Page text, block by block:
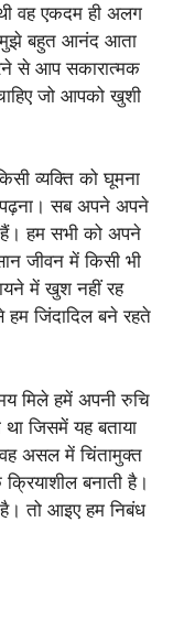
वह एकदम ही अलग
मुझे बहुत आनंद आता
से आप सकारात्मक
जो आपको खुशी
व्यक्ति को घूमना
पढ़ना। सब अपने अपने
हम सभी को अपने
जीवन में किसी भी
में खुश नहीं रह
जिंदादिल बने रहते
मिले हमें अपनी रुचि
जिसमें यह बताया
असल में चिंतामुक्त
बनाती है।
तो आइए हम निबंध